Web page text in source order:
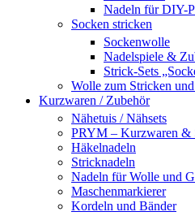
Nadeln für DIY-
Socken stricken
Sockenwolle
Nadelspiele &
Strick-Sets
Wolle zum Stricken
Kurzwaren / Zubehör
Nähetuis / Nähsets
PRYM – Kurzwaren &
Häkelnadeln
Stricknadeln
Nadeln für Wolle und
Maschenmarkierer
Kordeln und Bänder